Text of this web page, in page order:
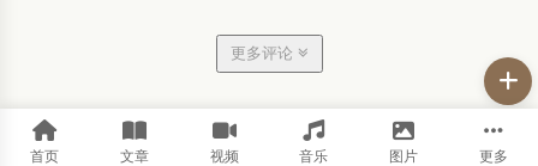
更多评论
首页 文章 视频 音乐 图片 更多